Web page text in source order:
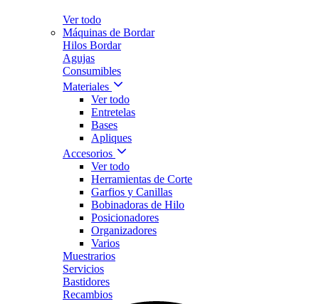
Ver todo
Máquinas de Bordar
Hilos Bordar
Agujas
Consumibles
Materiales
Ver todo
Entretelas
Bases
Apliques
Accesorios
Ver todo
Herramientas de Corte
Garfios y Canillas
Bobinadoras de Hilo
Posicionadores
Organizadores
Varios
Muestrarios
Servicios
Bastidores
Recambios